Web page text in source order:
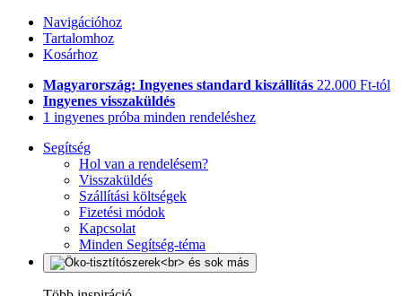
Navigációhoz
Tartalomhoz
Kosárhoz
Magyarország: Ingyenes standard kiszállítás 22.000 Ft-tól
Ingyenes visszaküldés
1 ingyenes próba minden rendeléshez
Segítség
Hol van a rendelésem?
Visszaküldés
Szállítási költségek
Fizetési módok
Kapcsolat
Minden Segítség-téma